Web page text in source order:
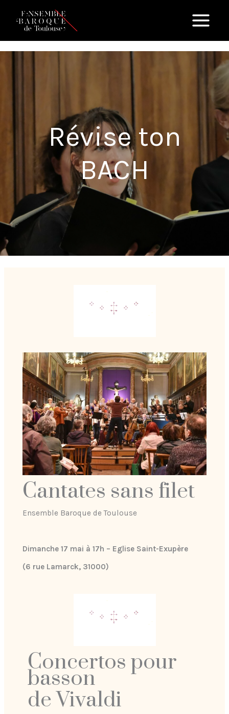
contenu
Révise ton
BACH
Cantates sans filet
Ensemble Baroque de Toulouse
Dimanche 17 mai à 17h – Eglise Saint-Exupère
(6 rue Lamarck, 31000)
Concertos pour
basson
de Vivaldi